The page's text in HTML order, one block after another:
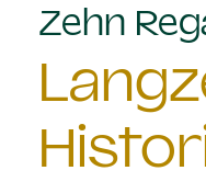
Zehn